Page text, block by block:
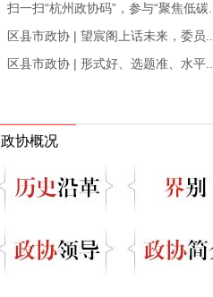
扫一扫“杭州政协码”，参与“聚焦低碳...
区县市政协 | 望宸阁上话未来，委员...
区县市政协 | 形式好、选题准、水平...
政协概况